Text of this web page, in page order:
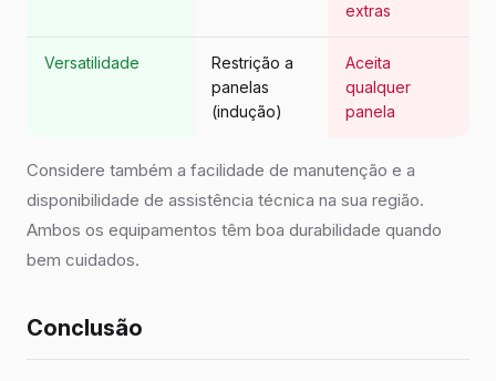
extras
Versatilidade
Restrição a
panelas
(indução)
Aceita
qualquer
panela
Considere também a facilidade de manutenção e a
disponibilidade de assistência técnica na sua região.
Ambos os equipamentos têm boa durabilidade quando
bem cuidados.
Conclusão